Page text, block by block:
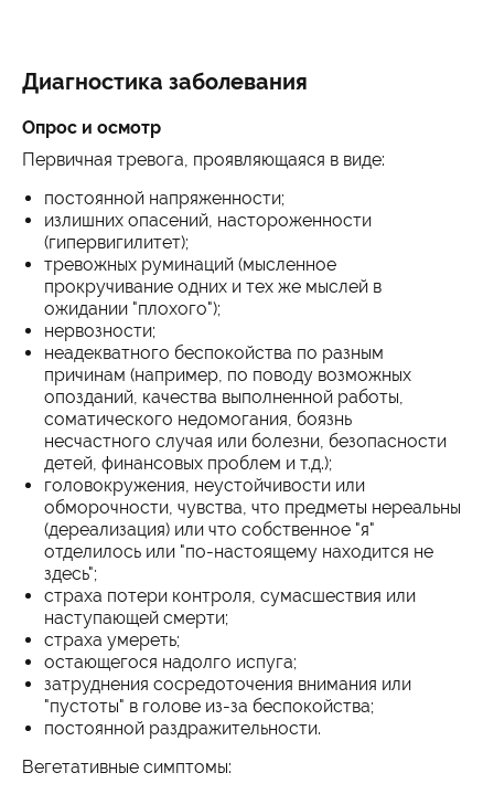
Диагностика заболевания
Опрос и осмотр
Первичная тревога, проявляющаяся в виде:
постоянной напряженности;
излишних опасений, настороженности
(гипервигилитет);
тревожных руминаций (мысленное
прокручивание одних и тех же мыслей в
ожидании "плохого");
нервозности;
неадекватного беспокойства по разным
причинам (например, по поводу возможных
опозданий, качества выполненной работы,
соматического недомогания, боязнь
несчастного случая или болезни, безопасности
детей, финансовых проблем и т.д.);
головокружения, неустойчивости или
обморочности, чувства, что предметы нереальны
(дереализация) или что собственное "я"
отделилось или "по-настоящему находится не
здесь";
страха потери контроля, сумасшествия или
наступающей смерти;
страха умереть;
остающегося надолго испуга;
затруднения сосредоточения внимания или
"пустоты" в голове из-за беспокойства;
постоянной раздражительности.
Вегетативные симптомы: